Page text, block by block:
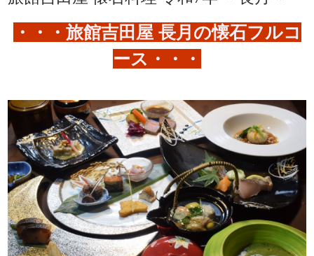
・・・旅館吉田屋 長月の懐石フルコ
ース・・・